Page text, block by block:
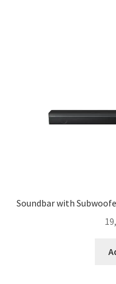
Soundbar with